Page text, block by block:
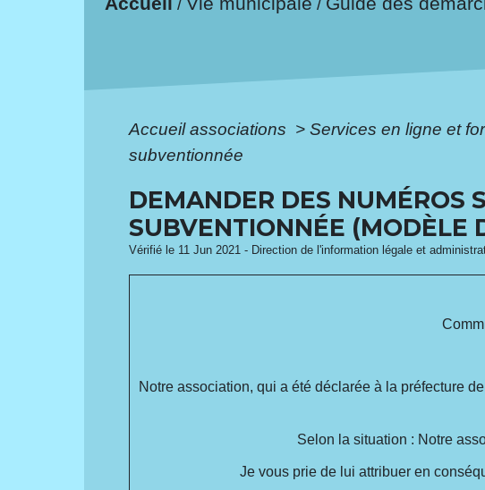
/ /
Accueil associations > Services en ligne et
subventionnée
DEMANDER DES NUMÉROS
SUBVENTIONNÉE (MODÈLE
Vérifié le 11 Jun 2021 - Direction de l'information légale et
Notre association, qui a été déclarée à la préfecture
Selon la situation : Notre
Je vous prie de lui attribuer en